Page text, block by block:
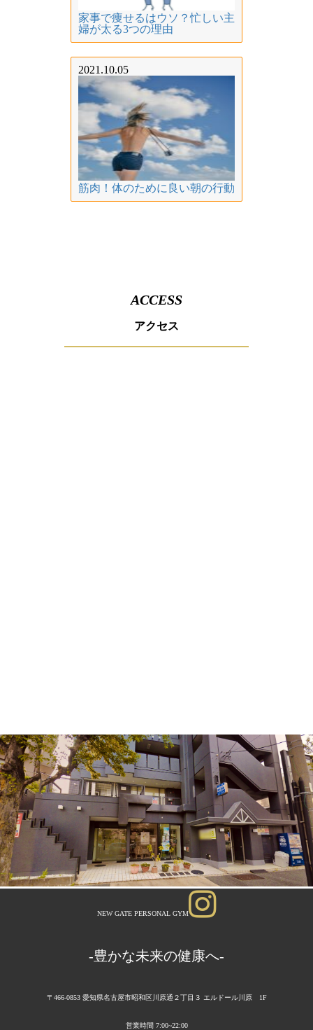
家事で痩せるはウソ？忙しい主
婦が太る3つの理由
2021.10.05
筋肉！体のために良い朝の行動
ACCESS
アクセス
NEW GATE PERSONAL GYM
-豊かな未来の健康へ-
〒466-0853 愛知県名古屋市昭和区川原通２丁目３ エルドール川原 1F
営業時間 7:00~22:00